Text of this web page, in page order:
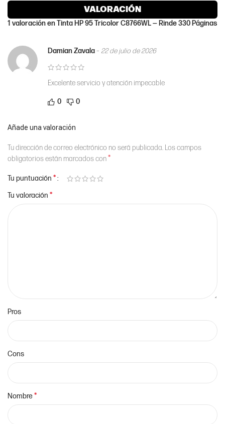
VALORACIÓN
1 valoración enTinta HP 95 Tricolor C8766WL — Rinde 330 Páginas
Damian Zavala– 22 de julio de 2026
Excelente servicio y atención impecable
0 0
Añade una valoración
Tu dirección de correo electrónico no será publicada. Los campos
obligatorios están marcados con*
Tu puntuación *
Tu valoración *
Pros
Cons
Nombre*